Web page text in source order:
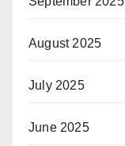
August 2025
July 2025
June 2025